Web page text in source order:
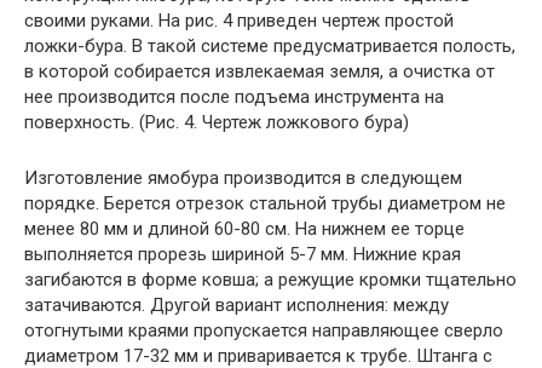
своими руками. На рис. 4 приведен чертеж простой
ложки-бура. В такой системе предусматривается полость,
в которой собирается извлекаемая земля, а очистка от
нее производится после подъема инструмента на
поверхность. (Рис. 4. Чертеж ложкового бура)
Изготовление ямобура производится в следующем
порядке. Берется отрезок стальной трубы диаметром не
менее 80 мм и длиной 60-80 см. На нижнем ее торце
выполняется прорезь шириной 5-7 мм. Нижние края
загибаются в форме ковша; а режущие кромки тщательно
затачиваются. Другой вариант исполнения: между
отогнутыми краями пропускается направляющее сверло
диаметром 17-32 мм и приваривается к трубе. Штанга с